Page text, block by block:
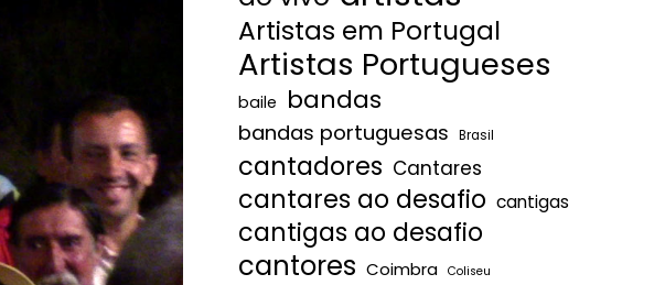
Artistas em Portugal
Artistas Portugueses
baile bandas
bandas portuguesas Brasil
cantadores Cantares
cantares ao desafio cantigas
cantigas ao desafio
cantores Coimbra Coliseu